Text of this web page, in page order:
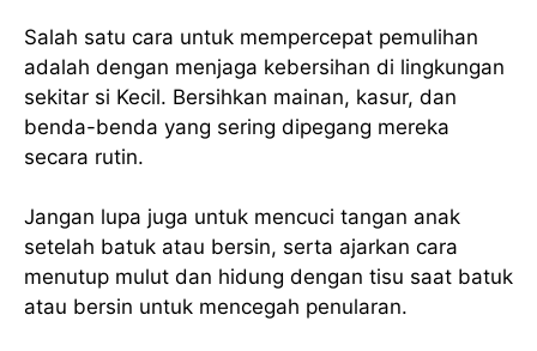
Salah satu cara untuk mempercepat pemulihan
adalah dengan menjaga kebersihan di lingkungan
sekitar si Kecil. Bersihkan mainan, kasur, dan
benda-benda yang sering dipegang mereka
secara rutin.
Jangan lupa juga untuk mencuci tangan anak
setelah batuk atau bersin, serta ajarkan cara
menutup mulut dan hidung dengan tisu saat batuk
atau bersin untuk mencegah penularan.